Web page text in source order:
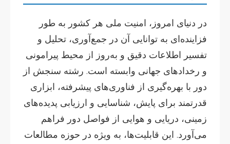
در دنیای امروز، امنیت ملی هر کشور به طور
فزاینده‌ای به توانایی آن در جمع‌آوری، تحلیل و
تفسیر اطلاعات دقیق و به‌روز از محیط پیرامونی
و رخدادهای جهانی وابسته است. رشته سنجش از
دور با بهره‌گیری از فناوری‌های پیشرفته، ابزاری
قدرتمند برای پایش، شناسایی و ارزیابی پدیده‌های
زمینی، دریایی و هوایی از فواصل دور فراهم
می‌آورد. این قابلیت‌ها، به ویژه در حوزه مطالعات